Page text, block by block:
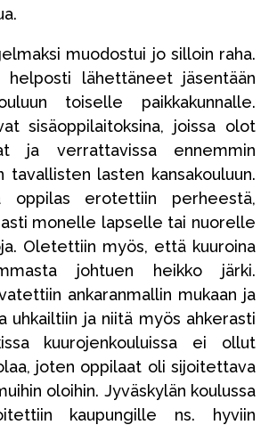
muodostui jo silloin raha.
helposti lähettäneet jäsentään
toiselle paikkakunnalle.
sisäoppilaitoksina, joissa olot
ja verrattavissa ennemmin
tavallisten lasten kansakouluun.
erotettiin perheestä,
monelle lapselle tai nuorelle
Oletettiin myös, että kuuroina
johtuen heikko järki.
ankaranmallin mukaan ja
uhkailtiin ja niitä myös ahkerasti
kuurojenkouluissa ei ollut
joten oppilaat oli sijoitettava
oloihin. Jyväskylän koulussa
kaupungille ns. hyviin